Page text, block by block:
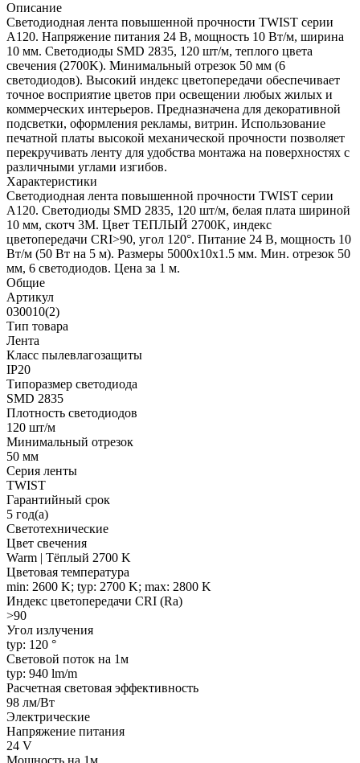
Описание
Светодиодная лента повышенной прочности TWIST серии
A120. Напряжение питания 24 В, мощность 10 Вт/м, ширина
10 мм. Светодиоды SMD 2835, 120 шт/м, теплого цвета
свечения (2700K). Минимальный отрезок 50 мм (6
светодиодов). Высокий индекс цветопередачи обеспечивает
точное восприятие цветов при освещении любых жилых и
коммерческих интерьеров. Предназначена для декоративной
подсветки, оформления рекламы, витрин. Использование
печатной платы высокой механической прочности позволяет
перекручивать ленту для удобства монтажа на поверхностях с
различными углами изгибов.
Характеристики
Светодиодная лента повышенной прочности TWIST серии
A120. Светодиоды SMD 2835, 120 шт/м, белая плата шириной
10 мм, скотч 3M. Цвет ТЕПЛЫЙ 2700K, индекс
цветопередачи CRI>90, угол 120°. Питание 24 В, мощность 10
Вт/м (50 Вт на 5 м). Размеры 5000x10x1.5 мм. Мин. отрезок 50
мм, 6 светодиодов. Цена за 1 м.
Общие
Артикул
030010(2)
Тип товара
Лента
Класс пылевлагозащиты
IP20
Типоразмер светодиода
SMD 2835
Плотность светодиодов
120 шт/м
Минимальный отрезок
50 мм
Серия ленты
TWIST
Гарантийный срок
5 год(а)
Светотехнические
Цвет свечения
Warm | Тёплый 2700 K
Цветовая температура
min: 2600 K; typ: 2700 K; max: 2800 K
Индекс цветопередачи CRI (Ra)
>90
Угол излучения
typ: 120 °
Световой поток на 1м
typ: 940 lm/m
Расчетная световая эффективность
98 лм/Вт
Электрические
Напряжение питания
24 V